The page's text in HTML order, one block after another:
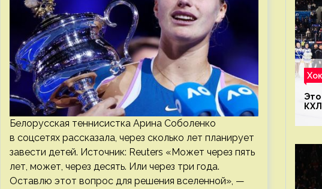
Белорусская теннисистка Арина Соболенко
в соцсетях рассказала, через сколько лет планирует
завести детей. Источник: Reuters «Может через пять
лет, может, через десять. Или через три года.
Оставлю этот вопрос для решения вселенной», —